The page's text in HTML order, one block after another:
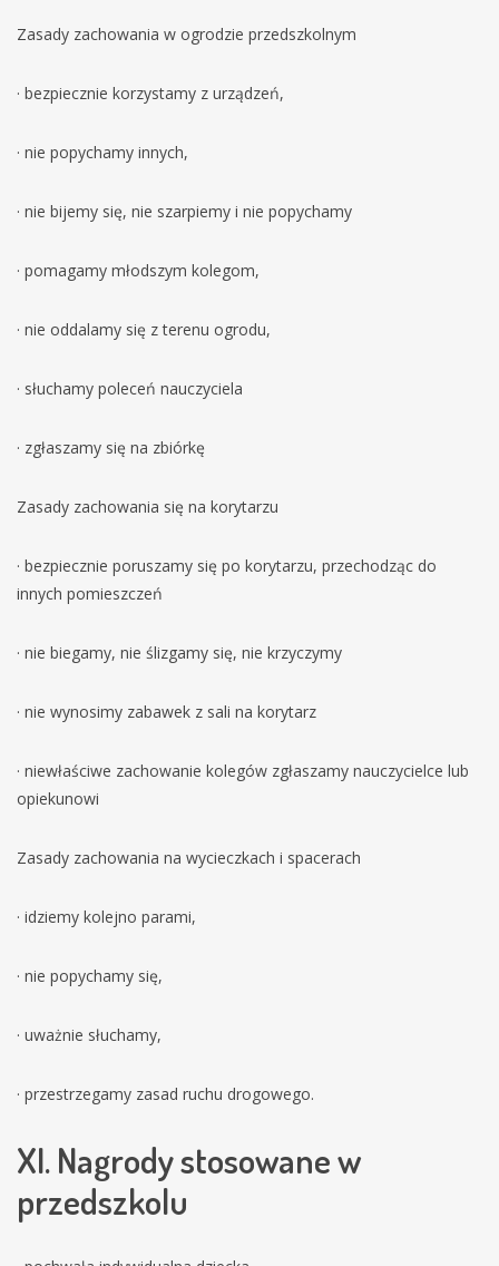
Zasady zachowania w ogrodzie przedszkolnym
· bezpiecznie korzystamy z urządzeń,
· nie popychamy innych,
· nie bijemy się, nie szarpiemy i nie popychamy
· pomagamy młodszym kolegom,
· nie oddalamy się z terenu ogrodu,
· słuchamy poleceń nauczyciela
· zgłaszamy się na zbiórkę
Zasady zachowania się na korytarzu
· bezpiecznie poruszamy się po korytarzu, przechodząc do
innych pomieszczeń
· nie biegamy, nie ślizgamy się, nie krzyczymy
· nie wynosimy zabawek z sali na korytarz
· niewłaściwe zachowanie kolegów zgłaszamy nauczycielce lub
opiekunowi
Zasady zachowania na wycieczkach i spacerach
· idziemy kolejno parami,
· nie popychamy się,
· uważnie słuchamy,
· przestrzegamy zasad ruchu drogowego.
XI. Nagrody stosowane w
przedszkolu